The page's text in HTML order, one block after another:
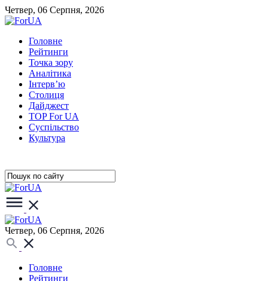
Четвер, 06 Серпня, 2026
Головне
Рейтинги
Точка зору
Аналітика
Інтерв’ю
Столиця
Дайджест
TOP For UA
Суспiльство
Культура
Четвер, 06 Серпня, 2026
Головне
Рейтинги